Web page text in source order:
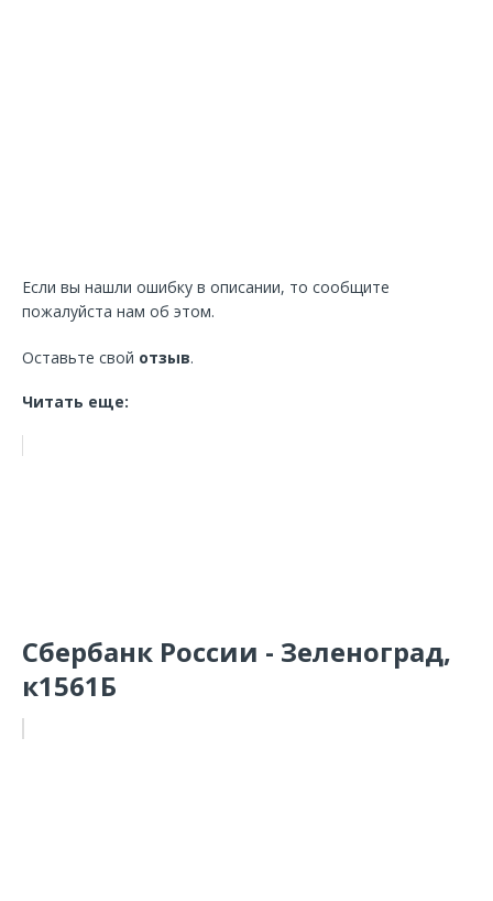
Если вы нашли ошибку в описании, то сообщите
пожалуйста нам об этом.
Оставьте свой отзыв.
Читать еще:
Сбербанк России - Зеленоград,
к1561Б